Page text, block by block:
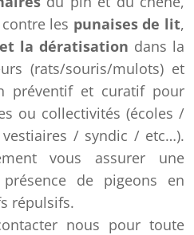
les punaises de lit,
la dératisation dans la
(rats/souris/mulots) et
préventif et curatif pour
ou collectivités (écoles /
/ syndic / etc…).
vous assurer une
de pigeons en
répulsifs.
nous pour toute